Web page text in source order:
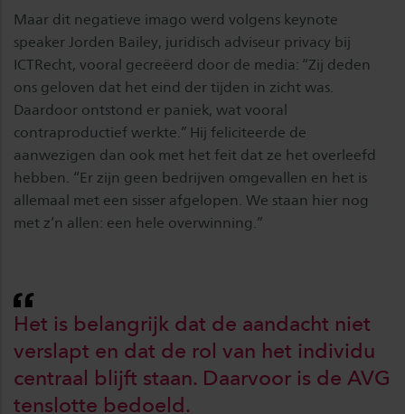
Maar dit negatieve imago werd volgens keynote
speaker Jorden Bailey, juridisch adviseur privacy bij
ICTRecht, vooral gecreëerd door de media: “Zij deden
ons geloven dat het eind der tijden in zicht was.
Daardoor ontstond er paniek, wat vooral
contraproductief werkte.” Hij feliciteerde de
aanwezigen dan ook met het feit dat ze het overleefd
hebben. “Er zijn geen bedrijven omgevallen en het is
allemaal met een sisser afgelopen. We staan hier nog
met z’n allen: een hele overwinning.”
Het is belangrijk dat de aandacht niet
verslapt en dat de rol van het individu
centraal blijft staan. Daarvoor is de AVG
tenslotte bedoeld.